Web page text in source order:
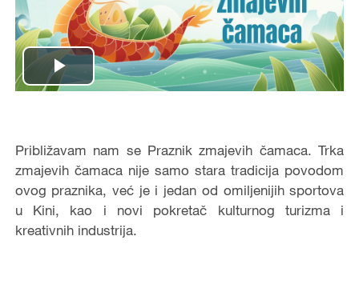
Play
Približavam nam se Praznik zmajevih čamaca. Trka
zmajevih čamaca nije samo stara tradicija povodom
ovog praznika, već je i jedan od omiljenijih sportova
u Kini, kao i novi pokretač kulturnog turizma i
kreativnih industrija.